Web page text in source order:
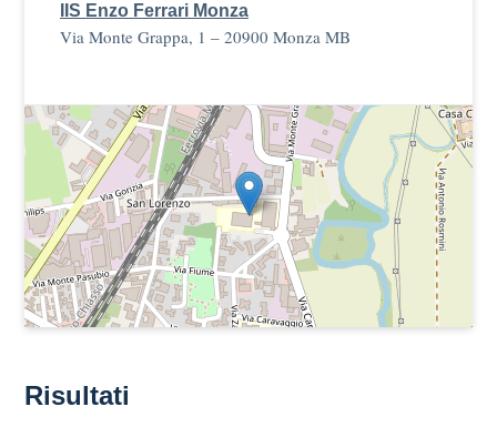
IIS Enzo Ferrari Monza
Via Monte Grappa, 1 – 20900 Monza MB
Risultati